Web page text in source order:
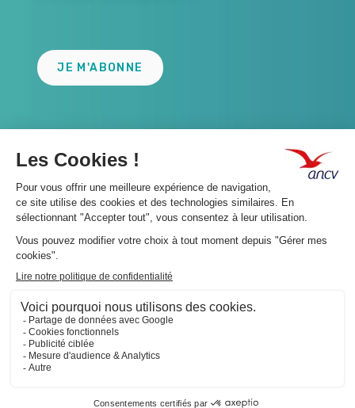
JE M'ABONNE
A propos 👇
Suivez-nous 👇
Infos légales 👇
Phishing : restez vigilants👇